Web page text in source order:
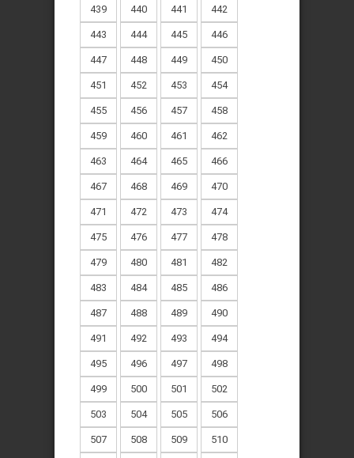
439 440 441 442
443 444 445 446
447 448 449 450
451 452 453 454
455 456 457 458
459 460 461 462
463 464 465 466
467 468 469 470
471 472 473 474
475 476 477 478
479 480 481 482
483 484 485 486
487 488 489 490
491 492 493 494
495 496 497 498
499 500 501 502
503 504 505 506
507 508 509 510